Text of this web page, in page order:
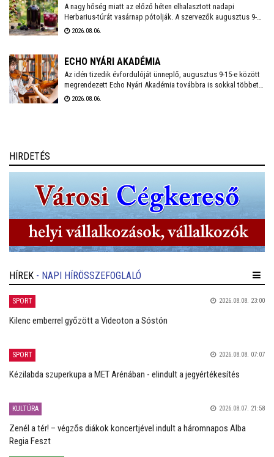
A nagy hőség miatt az előző héten elhalasztott nadapi
Herbarius-túrát vasárnap pótolják. A szervezők augusztus 9-én
várnak mindenkit, aki szívesen csatlakozna a programhoz, hogy
Nadapról indul, a részvételhez ezúttal is előzetes
2026.08.06.
ECHO NYÁRI AKADÉMIA
Az idén tizedik évfordulóját ünneplő, augusztus 9-15-e között
megrendezett Echo Nyári Akadémia továbbra is sokkal többet
kínál, mint egy hagyományos zenei mesterkurzus. A családias
2026.08.06.
HIRDETÉS
HÍREK - NAPI HÍRÖSSZEFOGLALÓ
SPORT 2026.08.08. 23:00
Kilenc emberrel győzött a Videoton a Sóstón
SPORT 2026.08.08. 07:07
Kézilabda szuperkupa a MET Arénában - elindult a jegyértékesítés
KULTÚRA 2026.08.07. 21:58
Zenél a tér! – végzős diákok koncertjével indult a háromnapos Alba
Regia Feszt